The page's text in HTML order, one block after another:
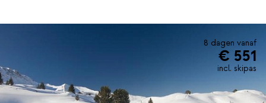
appartementen. Op het balkon heb je een mooi uitzicht over de
omgeving en in de kitchenette kun je heerlijke maaltijden
bereiden. Of loop naar het centrum, waar je verschillende
restaurants tegen komt waar je kunt genieten van Franse
specialiteiten.
8 dagen vanaf
€ 551
incl. skipas